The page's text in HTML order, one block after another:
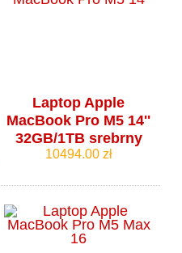
Laptop Apple
MacBook Pro M5 14''
32GB/1TB srebrny
10494.00 zł